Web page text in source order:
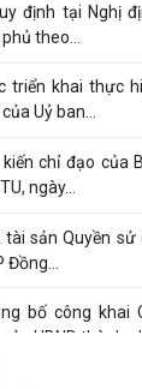
mục thủ tục
và thủ...
sung, sửa đổi
trên...
294/2026/NĐ-
NĐ-CP...
ngày 21/
Thủ tướng...
định số 274/
và biện...